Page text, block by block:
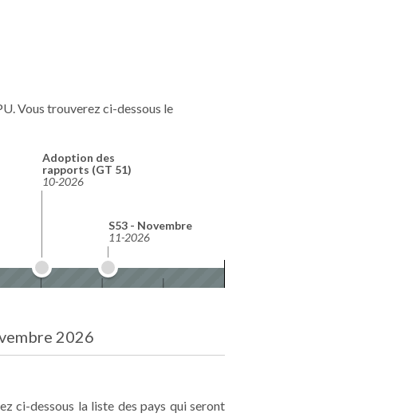
Vous trouverez ci-dessous le
Adoption des
rapports (GT 51)
10-2026
S53 - Novembre
11-2026
2026
ci-dessous la liste des pays qui seront